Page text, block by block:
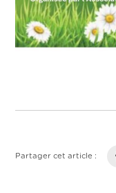
Partager cet article :